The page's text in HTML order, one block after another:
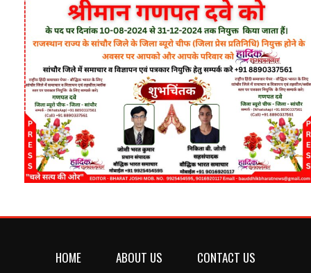
HOME ABOUT US CONTACT US